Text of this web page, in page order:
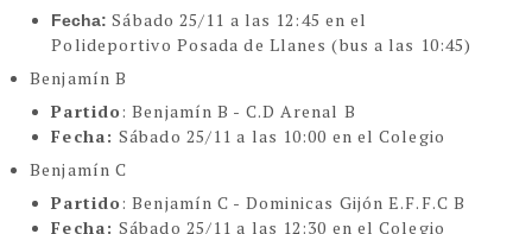
Fecha:Sábado 25/11 a las 12:45 en el
Polideportivo Posada de Llanes (bus a las 10:45)
Benjamín B
Partido: Benjamín B - C.D Arenal B
Fecha:Sábado 25/11 a las 10:00 en el Colegio
Benjamín C
Partido: Benjamín C - Dominicas Gijón E.F.F.C B
Fecha:Sábado 25/11 a las 12:30 en el Colegio